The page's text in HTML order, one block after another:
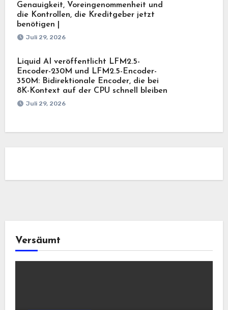
Genauigkeit, Voreingenommenheit und
die Kontrollen, die Kreditgeber jetzt
benötigen |
Juli 29, 2026
Liquid AI veröffentlicht LFM2.5-
Encoder-230M und LFM2.5-Encoder-
350M: Bidirektionale Encoder, die bei
8K-Kontext auf der CPU schnell bleiben
Juli 29, 2026
Versäumt